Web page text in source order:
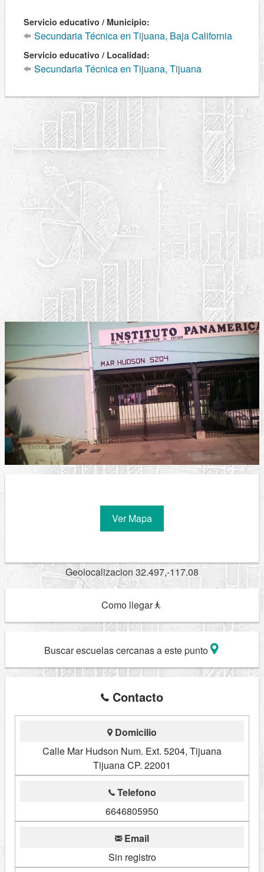
Servicio educativo / Municipio:
Secundaria Técnica en Tijuana, Baja California
Servicio educativo / Localidad:
Secundaria Técnica en Tijuana, Tijuana
Ver Mapa
Geolocalizacion 32.497,-117.08
Como llegar
Buscar escuelas cercanas a este punto
Contacto
Domicilio
Calle Mar Hudson Num. Ext. 5204, Tijuana
Tijuana CP. 22001
Telefono
6646805950
Email
Sin registro